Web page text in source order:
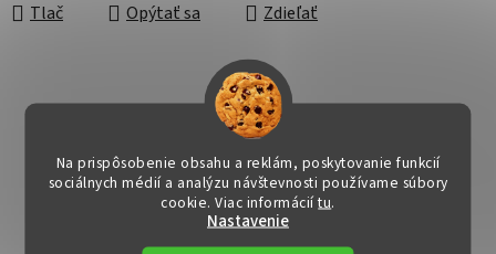
Na prispôsobenie obsahu a reklám, poskytovanie funkcií
sociálnych médií a analýzu návštevnosti používame súbory
cookie. Viac informáciítu.
Nastavenie
Tlač Opýtať sa Zdieľať